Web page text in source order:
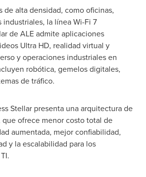
de alta densidad, como oficinas,
la línea Wi-Fi 7
de ALE admite aplicaciones
Ultra HD, realidad virtual y
y operaciones industriales en
robótica, gemelos digitales,
de tráfico.
Stellar presenta una arquitectura de
ofrece menor costo total de
aumentada, mejor confiabilidad,
y la escalabilidad para los